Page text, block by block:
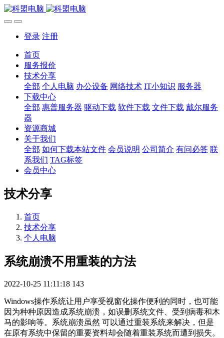
登录 注册
首页
服务报价
技术分享
全部 个人电脑 办公设备 网络技术 IT小知识 服务器
下载中心
全部 惠普服务器 驱动下载 软件下载 文件下载 戴尔服务
器
资源商城
关于我们
全部 如何下载本站文件 会员说明 公司简介 有问必答 联
系我们 TAG标签
会员中心
技术分享
首页
技术分享
个人电脑
系统崩溃不用重装的方法
2022-10-25 11:11:18 143
Windows操作系统让用户享受视窗化操作便利的同时，也可能
因为种种原因造成系统崩溃，如误删系统文件、受到病毒和木
马的影响等。系统崩溃虽然 可以通过重装系统来解决，但是
在原有系统中保留的重要资料却会随着重装系统而遭到损失。